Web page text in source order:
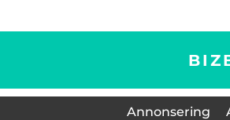
Annonsering